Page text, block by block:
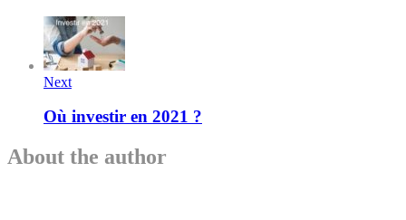
Next
Où investir en 2021 ?
About the author